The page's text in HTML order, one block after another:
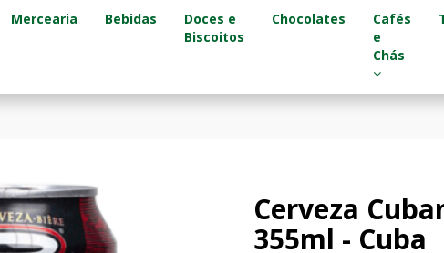
Mercearia Bebidas
Doces e
Biscoitos
Chocolates
Cafés
e
Chás
Cerveza
355ml - Cuba